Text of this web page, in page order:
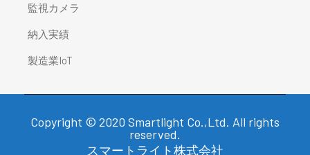
監視カメラ
納入実績
製造業IoT
Copyright © 2020 Smartlight Co.,Ltd. All rights
reserved.
スマートライト株式会社